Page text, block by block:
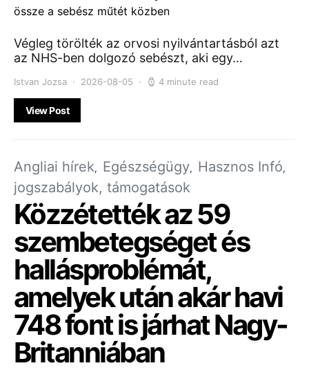
Végleg törölték az orvosi nyilvántartásból azt
az NHS-ben dolgozó sebészt, aki egy…
Istvan Jozsa 2026-08-05 4 minute read
View Post
Angliai hírek Egészségügy Hasznos Infó
jogszabályok, támogatások
Közzétették az 59
szembetegséget és
hallásproblémát,
amelyek után akár havi
748 font is járhat Nagy-
Britanniában